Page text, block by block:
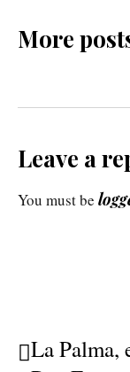
More
Leave a
You must be
La Palma,